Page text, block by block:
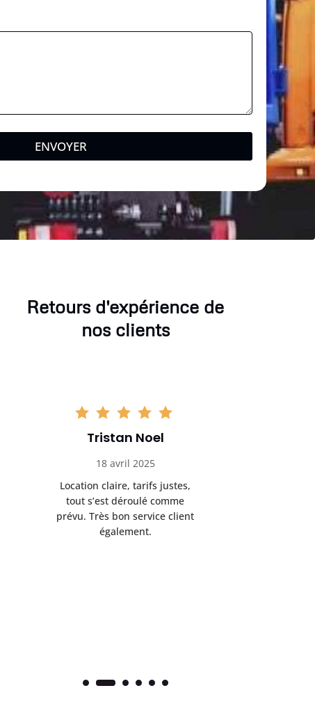
ENVOYER
Retours d'expérience de
nos clients
Tristan Noel
18 avril 2025
Location claire, tarifs justes,
tout s’est déroulé comme
prévu. Très bon service client
également.